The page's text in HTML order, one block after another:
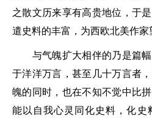
之散文历来享有高贵地位，于
遣史料的丰富，为西欧北美作家
与气魄扩大相伴的乃是篇幅
于洋洋万言，甚至几十万言者
魄的同时，也在不知不觉中比
能以自我心灵同化史料，化史